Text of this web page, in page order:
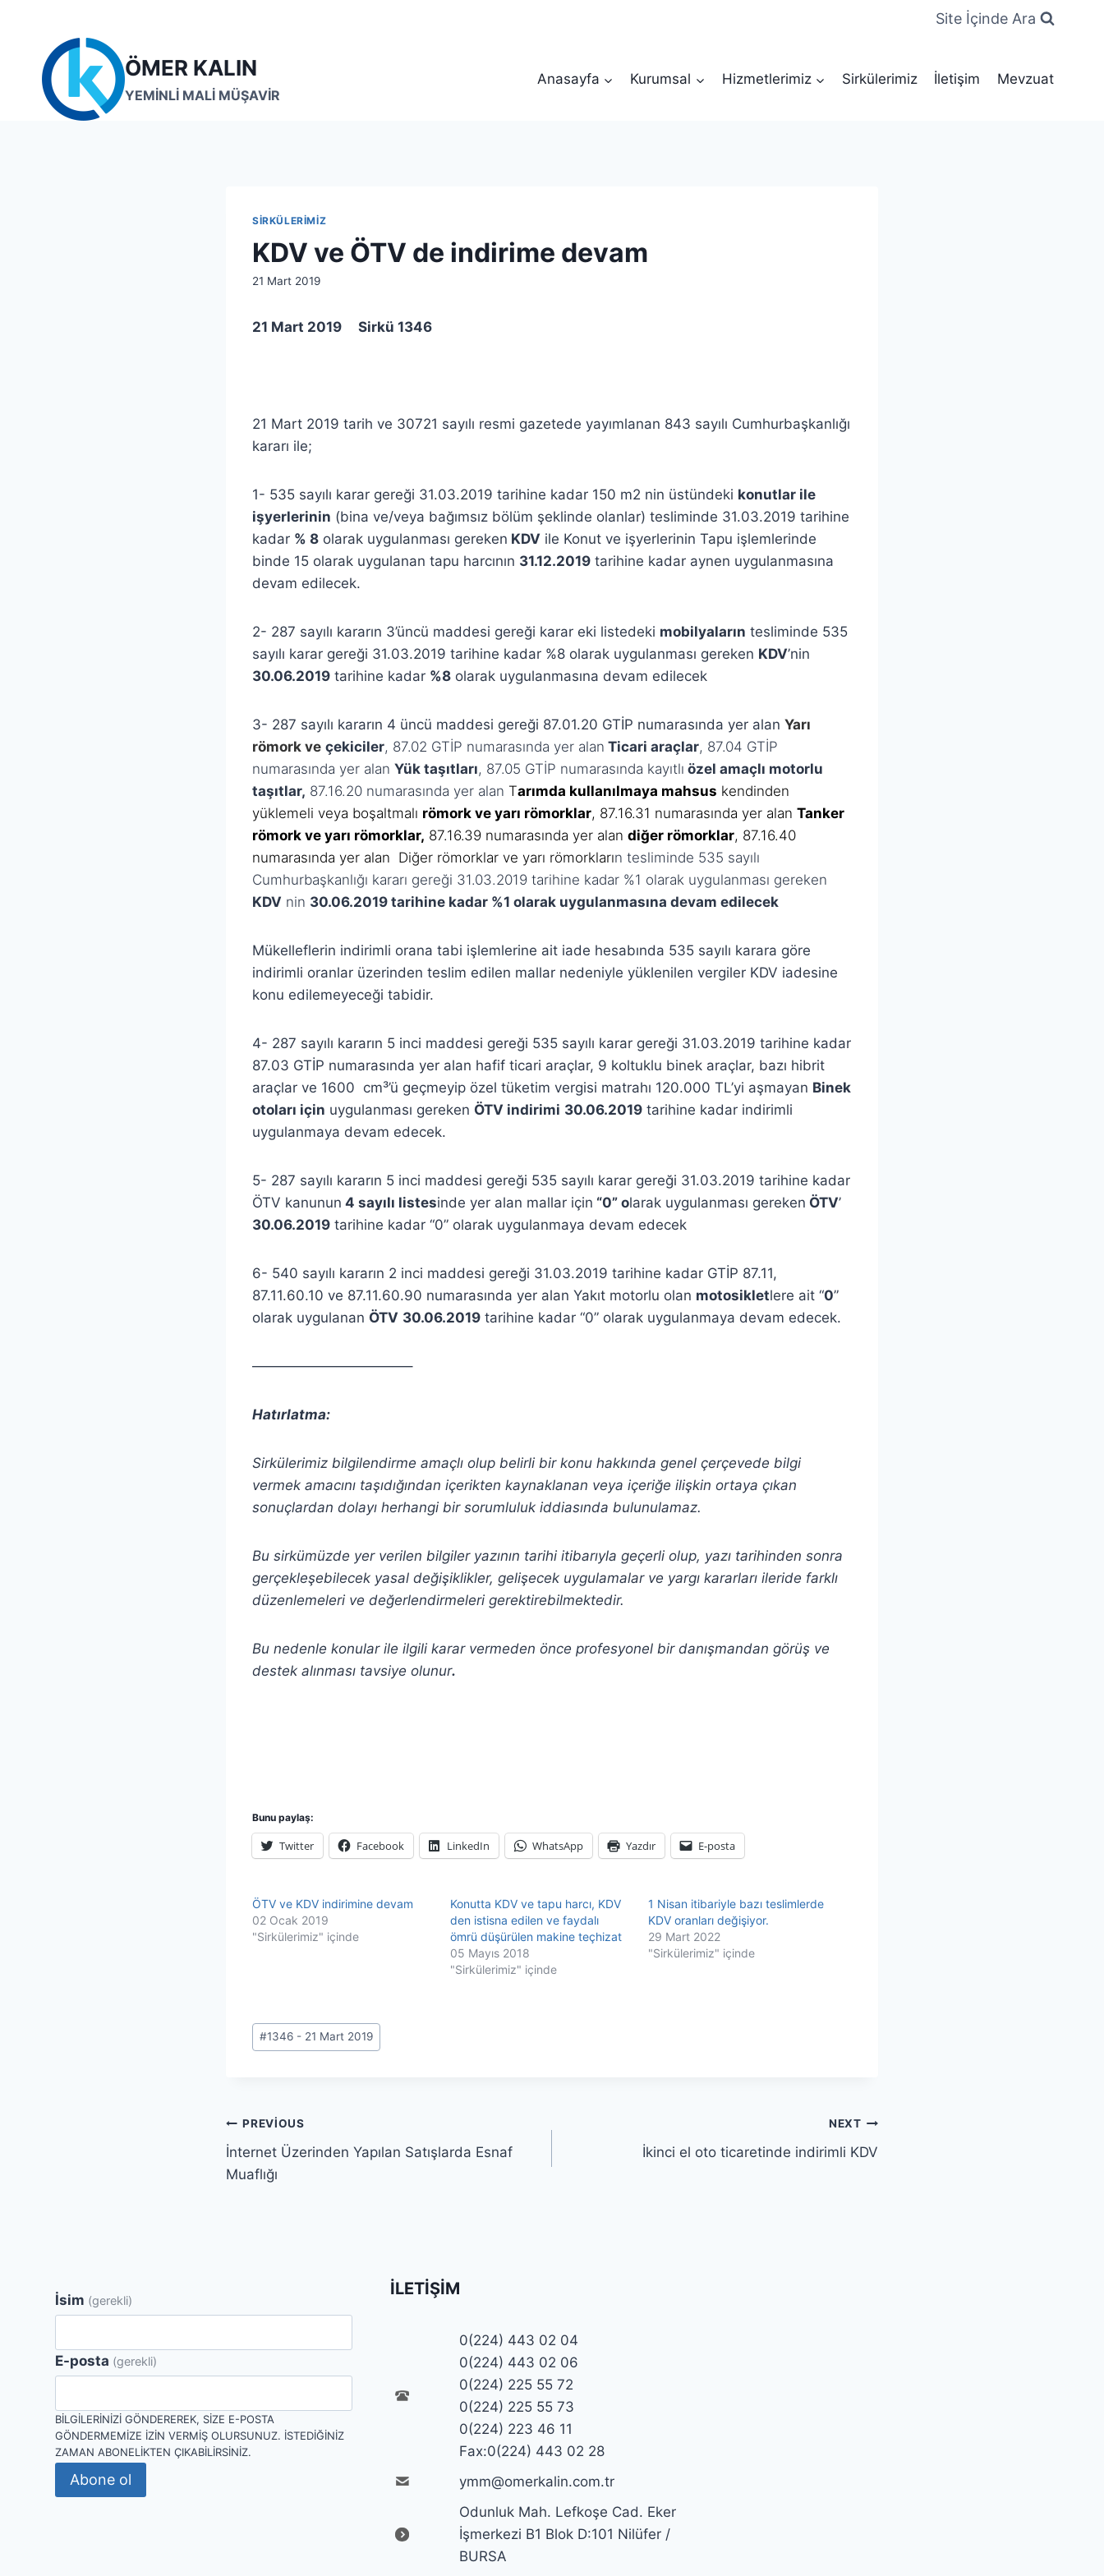
content
Site İçinde Ara
ÖMER KALIN
YEMİNLİ MALİ MÜŞAVİR
Anasayfa Kurumsal Hizmetlerimiz Sirkülerimiz İletişim Mevzuat
SIRKÜLERIMIZ
KDV ve ÖTV de indirime devam
By
21 Mart 2019
21 Mart 2019 Sirkü 1346
21 Mart 2019 tarih ve 30721 sayılı resmi gazetede yayımlanan 843 sayılı Cumhurbaşkanlığı
kararı ile;
1- 535 sayılı karar gereği 31.03.2019 tarihine kadar 150 m2 nin üstündeki konutlar ile
işyerlerinin (bina ve/veya bağımsız bölüm şeklinde olanlar) tesliminde 31.03.2019 tarihine
kadar % 8 olarak uygulanması gereken KDV ile Konut ve işyerlerinin Tapu işlemlerinde
binde 15 olarak uygulanan tapu harcının 31.12.2019 tarihine kadar aynen uygulanmasına
devam edilecek.
2- 287 sayılı kararın 3’üncü maddesi gereği karar eki listedeki mobilyaların tesliminde 535
sayılı karar gereği 31.03.2019 tarihine kadar %8 olarak uygulanması gereken KDV’nin
30.06.2019 tarihine kadar %8 olarak uygulanmasına devam edilecek
3- 287 sayılı kararın 4 üncü maddesi gereği 87.01.20 GTİP numarasında yer alan Yarı
römork ve çekiciler, 87.02 GTİP numarasında yer alan Ticari araçlar, 87.04 GTİP
numarasında yer alan Yük taşıtları, 87.05 GTİP numarasında kayıtlı özel amaçlı motorlu
taşıtlar, 87.16.20 numarasında yer alan Tarımda kullanılmaya mahsus kendinden
yüklemeli veya boşaltmalı römork ve yarı römorklar, 87.16.31 numarasında yer alan Tanker
römork ve yarı römorklar, 87.16.39 numarasında yer alan diğer römorklar, 87.16.40
numarasında yer alan Diğer römorklar ve yarı römorkların tesliminde 535 sayılı
Cumhurbaşkanlığı kararı gereği 31.03.2019 tarihine kadar %1 olarak uygulanması gereken
KDV nin 30.06.2019 tarihine kadar %1 olarak uygulanmasına devam edilecek
Mükelleflerin indirimli orana tabi işlemlerine ait iade hesabında 535 sayılı karara göre
indirimli oranlar üzerinden teslim edilen mallar nedeniyle yüklenilen vergiler KDV iadesine
konu edilemeyeceği tabidir.
4- 287 sayılı kararın 5 inci maddesi gereği 535 sayılı karar gereği 31.03.2019 tarihine kadar
87.03 GTİP numarasında yer alan hafif ticari araçlar, 9 koltuklu binek araçlar, bazı hibrit
araçlar ve 1600 cm³’ü geçmeyip özel tüketim vergisi matrahı 120.000 TL’yi aşmayan Binek
otoları için uygulanması gereken ÖTV indirimi 30.06.2019 tarihine kadar indirimli
uygulanmaya devam edecek.
5- 287 sayılı kararın 5 inci maddesi gereği 535 sayılı karar gereği 31.03.2019 tarihine kadar
ÖTV kanunun 4 sayılı listesinde yer alan mallar için “0” olarak uygulanması gereken ÖTV’
30.06.2019 tarihine kadar “0” olarak uygulanmaya devam edecek
6- 540 sayılı kararın 2 inci maddesi gereği 31.03.2019 tarihine kadar GTİP 87.11,
87.11.60.10 ve 87.11.60.90 numarasında yer alan Yakıt motorlu olan motosikletlere ait “0”
olarak uygulanan ÖTV 30.06.2019 tarihine kadar “0” olarak uygulanmaya devam edecek.
———————————–
Hatırlatma:
Sirkülerimiz bilgilendirme amaçlı olup belirli bir konu hakkında genel çerçevede bilgi
vermek amacını taşıdığından içerikten kaynaklanan veya içeriğe ilişkin ortaya çıkan
sonuçlardan dolayı herhangi bir sorumluluk iddiasında bulunulamaz.
Bu sirkümüzde yer verilen bilgiler yazının tarihi itibarıyla geçerli olup, yazı tarihinden sonra
gerçekleşebilecek yasal değişiklikler, gelişecek uygulamalar ve yargı kararları ileride farklı
düzenlemeleri ve değerlendirmeleri gerektirebilmektedir.
Bu nedenle konular ile ilgili karar vermeden önce profesyonel bir danışmandan görüş ve
destek alınması tavsiye olunur.
Bunu paylaş:
Twitter Facebook LinkedIn WhatsApp Yazdır E-posta
ÖTV ve KDV indirimine devam
02 Ocak 2019
"Sirkülerimiz" içinde
Konutta KDV ve tapu harcı, KDV
den istisna edilen ve faydalı
ömrü düşürülen makine teçhizat
05 Mayıs 2018
"Sirkülerimiz" içinde
1 Nisan itibariyle bazı teslimlerde
KDV oranları değişiyor.
29 Mart 2022
"Sirkülerimiz" içinde
Post
Tags:
#1346 - 21 Mart 2019
Yazı
gezinmesi
PREVIOUS
İnternet Üzerinden Yapılan Satışlarda Esnaf
Muaflığı
NEXT
İkinci el oto ticaretinde indirimli KDV
İsim (gerekli)
E-posta (gerekli)
BILGILERINIZI GÖNDEREREK, SIZE E-POSTA
GÖNDERMEMIZE IZIN VERMIŞ OLURSUNUZ. İSTEDIĞINIZ
ZAMAN ABONELIKTEN ÇIKABILIRSINIZ.
Abone ol
İLETIŞIM
0(224) 443 02 04
0(224) 443 02 06
0(224) 225 55 72
0(224) 225 55 73
0(224) 223 46 11
Fax:0(224) 443 02 28
ymm@omerkalin.com.tr
Odunluk Mah. Lefkoşe Cad. Eker
İşmerkezi B1 Blok D:101 Nilüfer /
BURSA